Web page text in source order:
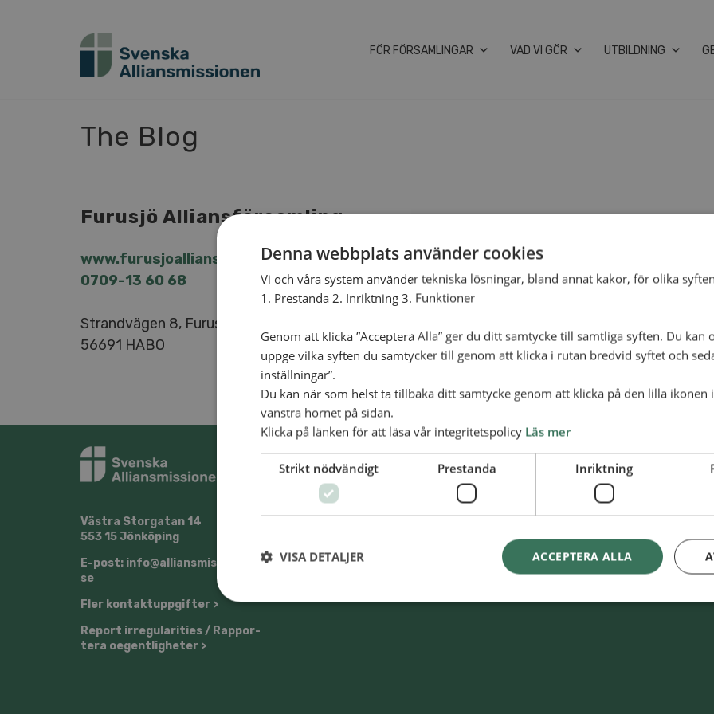
FÖR FÖR­SAM­LING­AR VAD VI GÖR UT­BILD­NING
The Blog
Fu­ru­sjö Al­li­ans­för­sam­ling
www.​fur​usjo​alli​ansk​yrka.​se
0709-13 60 68
Strand­vä­gen 8, Fu­ru­sjö
56691 HABO
Väst­ra Stor­ga­tan 14
553 15 Jön­kö­ping
E-post: info@​all​ians​miss​ione​n.​
se
Fler kon­takt­upp­gif­ter >
Re­port ir­re­gu­la­ri­ti­es / Rap­por­
te­ra oe­gent­lig­he­ter >
BG900-8590
Denna webbplats använder cookies
Vi och våra system använder tekniska lösningar, bland annat kakor, för olika
1. Prestanda 2. Inriktning 3. Funktioner
Genom att klicka ”Acceptera Alla” ger du ditt samtycke till samtliga syften. Du kan
uppge vilka syften du samtycker till genom att klicka i rutan bredvid syftet och
inställningar”.
Du kan när som helst ta tillbaka ditt samtycke genom att klicka på den lilla ikonen
vänstra hörnet på sidan.
Klicka på länken för att läsa vår integritetspolicy Läs mer
Strikt nödvändigt Prestanda Inriktning
ACCEPTERA ALLA
VISA DETALJER